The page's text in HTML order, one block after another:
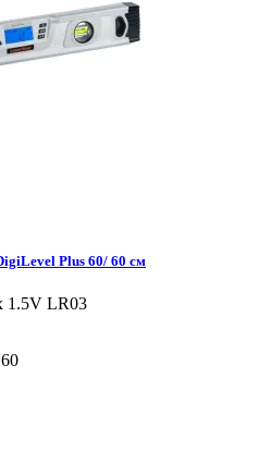
Plus 60/ 60 см
1.5V LR03